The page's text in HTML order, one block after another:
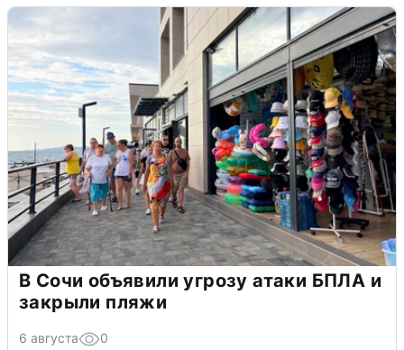
В Сочи объявили угрозу атаки БПЛА и
закрыли пляжи
6 августа 0